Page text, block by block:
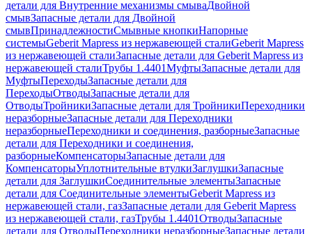
детали для Внутренние механизмы смываДвойной
смывЗапасные детали для Двойной
смывПринадлежностиСмывные кнопкиНапорные
системыGeberit Mapress из нержавеющей сталиGeberit Mapress
из нержавеющей сталиЗапасные детали для Geberit Mapress из
нержавеющей сталиТрубы 1.4401МуфтыЗапасные детали для
МуфтыПереходыЗапасные детали для
ПереходыОтводыЗапасные детали для
ОтводыТройникиЗапасные детали для ТройникиПереходники
неразборныеЗапасные детали для Переходники
неразборныеПереходники и соединения, разборныеЗапасные
детали для Переходники и соединения,
разборныеКомпенсаторыЗапасные детали для
КомпенсаторыУплотнительные втулкиЗаглушкиЗапасные
детали для ЗаглушкиСоединительные элементыЗапасные
детали для Соединительные элементыGeberit Mapress из
нержавеющей стали, газЗапасные детали для Geberit Mapress
из нержавеющей стали, газТрубы 1.4401ОтводыЗапасные
детали для ОтводыПереходники неразборныеЗапасные детали